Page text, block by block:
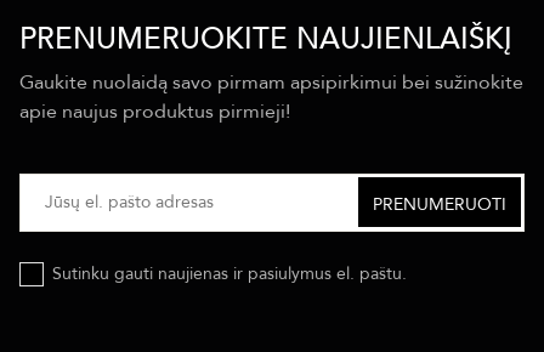
PRENUMERUOKITE NAUJIENLAIŠKĮ
Gaukite nuolaidą savo pirmam apsipirkimui bei sužinokite
apie naujus produktus pirmieji!
Sutinku gauti naujienas ir pasiulymus el. paštu.